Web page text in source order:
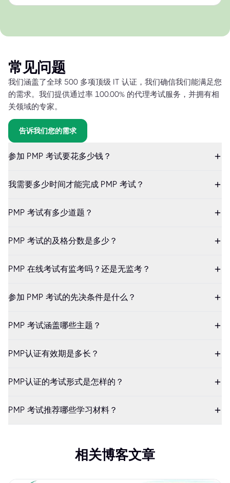
常见问题
我们涵盖了全球 500 多项顶级 IT 认证，我们确信我们能满足您
的需求。我们提供通过率 100.00% 的代理考试服务，并拥有相
关领域的专家。
告诉我们您的需求
参加 PMP 考试要花多少钱？
我需要多少时间才能完成 PMP 考试？
PMP 考试有多少道题？
PMP 考试的及格分数是多少？
PMP 在线考试有监考吗？还是无监考？
参加 PMP 考试的先决条件是什么？
PMP 考试涵盖哪些主题？
PMP认证有效期是多长？
PMP认证的考试形式是怎样的？
PMP 考试推荐哪些学习材料？
相关博客文章